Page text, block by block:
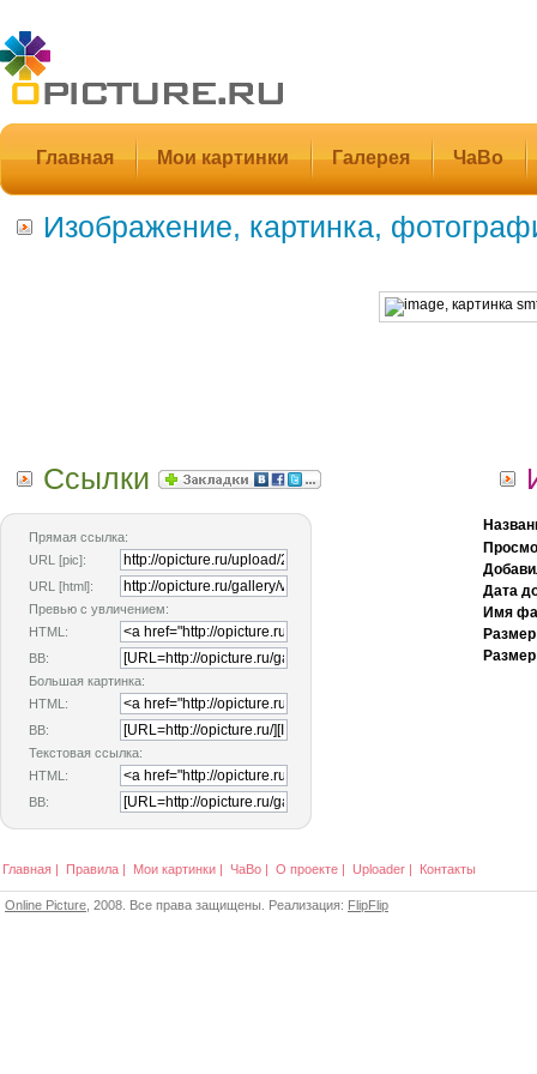
Главная Мои картинки Галерея ЧаВо
Изображение, картинка,
Ссылки
Прямая ссылка:
URL [pic]:
URL [html]:
Превью с увличением:
HTML:
BB:
Большая картинка:
HTML:
BB:
Текстовая ссылка:
HTML:
BB:
Дата
Имя
Главная | Правила | Мои картинки | ЧаВо | О проекте | Uploader | Контакты
Online Picture , 2008. Все права защищены. Реализация: FlipFlip